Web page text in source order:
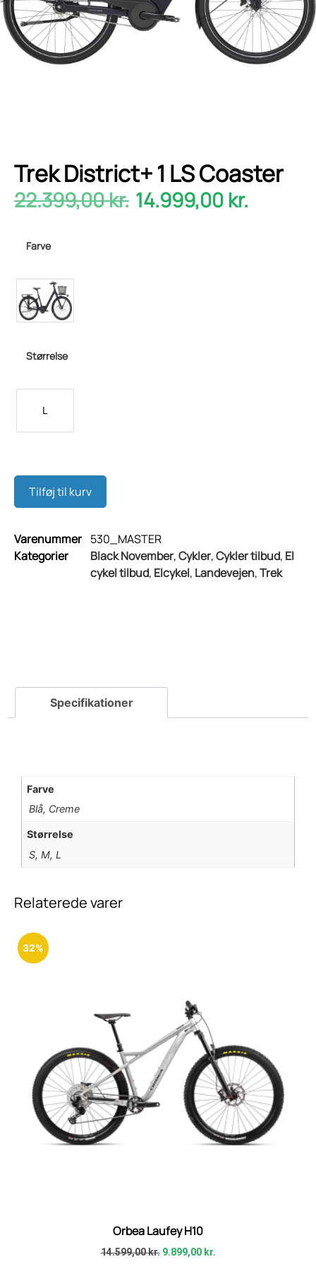
Trek District+ 1 LS Coaster
22.399,00kr. 14.999,00 kr.
Farve
Størrelse
L
Tilføj til kurv
Varenummer 530_MASTER
Kategorier
Black November,Cykler,Cykler tilbud, El
cykel tilbud, Elcykel, Landevejen,Trek
Farve
Blå, Creme
Størrelse
S, M, L
Relaterede varer
32%
Orbea Laufey H10
14.599,00kr. 9.899,00 kr.